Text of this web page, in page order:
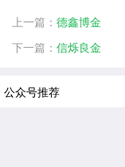
上一篇： 德鑫博金
下一篇： 信烁良金
公众号推荐